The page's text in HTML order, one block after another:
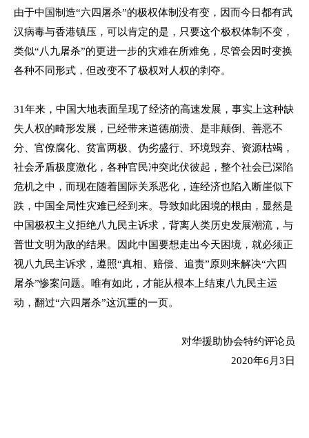
由于中国制造“六四屠杀”的极权体制没有变，因而今日都有武
汉病毒与香港镇压，可以肯定的是，只要这个极权体制不变，
类似“八九屠杀”的更进一步的灾难在所难免，尽管会因时变换
各种不同形式，但改变不了极权对人权的剥夺。
31年来，中国大地表面呈现了经济的高速发展，事实上这种缺
失人权的畸形发展，已经带来道德崩溃、是非颠倒、善恶不
分、官僚腐化、贫富两极、伪劣盛行、环境毁弃、资源枯竭，
社会矛盾极度激化，各种官民冲突此伏彼起，整个社会已深陷
危机之中，而现在随着国际关系恶化，连经济也陷入断崖似下
跌，中国全局性灾难已经到来。导致如此困境的根由，显然是
中国极权主义拒绝八九民主诉求，背离人类历史发展潮流，与
普世文明为敌的结果。因此中国要想走出今天困境，就必须正
视八九民主诉求，遵照“真相、赔偿、追责”原则来解决“六四
屠杀”惨案问题。唯有如此，才能从根本上结束八九民主运
动，翻过“六四屠杀”这沉重的一页。
对华援助协会特约评论员
2020年6 月 3 日